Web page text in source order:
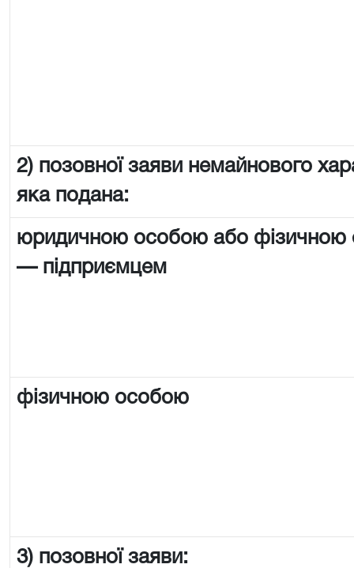
2) позовної заяви немайнового
яка подана:
юридичною особою або фізичною
— підприємцем
фізичною особою
3) позовної заяви: